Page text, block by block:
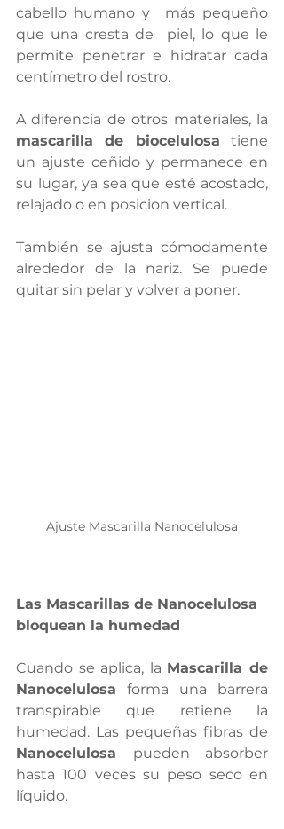
cabello humano y  más pequeño
que una cresta de  piel, lo que le
permite penetrar e hidratar cada
centímetro del rostro.
mascarilla de biocelulosa tiene
un ajuste ceñido y permanece en
su lugar, ya sea que esté acostado,
relajado o en posicion vertical.
También se ajusta cómodamente
alrededor de la nariz. Se puede
quitar sin pelar y volver a poner.
Ajuste Mascarilla Nanocelulosa
Las Mascarillas de Nanocelulosa
bloquean la humedad
Cuando se aplica, la Mascarilla de
Nanocelulosa forma una barrera
transpirable que retiene la
Nanocelulosa pueden absorber
hasta 100 veces su peso seco en
líquido.